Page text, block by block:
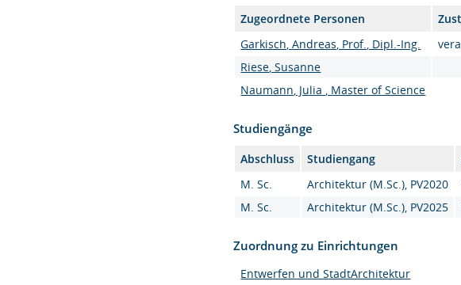
Zugeordnete Personen
Garkisch, Andreas, Prof., Dipl.-Ing.
Riese, Susanne
Naumann, Julia , Master of Science
Studiengänge
Abschluss Studiengang
M. Sc.
Architektur (M.Sc.), PV2020
M. Sc.
Architektur (M.Sc.), PV2025
Zuordnung zu Einrichtungen
Entwerfen und StadtArchitektur